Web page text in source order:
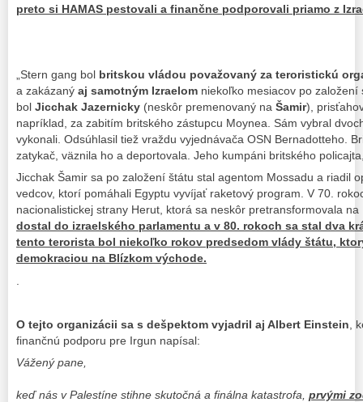
preto si HAMAS pestovali a finančne podporovali priamo z
„Stern gang bol britskou vládou považovaný za teroristickú
a zakázaný aj samotným Izraelom niekoľko mesiacov po
bol Jicchak Jazernicky (neskôr premenovaný na Šamir),
napríklad, za zabitím britského zástupcu Moynea. Sám vybral
vykonali. Odsúhlasil tiež vraždu vyjednávača OSN Bernadotteho.
zatykač, väznila ho a deportovala. Jeho kumpáni britského
Jicchak Šamir sa po založení štátu stal agentom Mossadu a riadil
vedcov, ktorí pomáhali Egyptu vyvíjať raketový program. V 70.
nacionalistickej strany Herut, ktorá sa neskôr pretransformovala
dostal do izraelského parlamentu a v 80. rokoch sa stal dva
tento terorista bol niekoľko rokov predsedom vlády štátu,
demokraciou na Blízkom východe.
O tejto organizácii sa s dešpektom vyjadril aj Albert Einstein ,
finančnú podporu pre Irgun napísal:
Vážený pane,
keď nás v Palestíne stihne skutočná a finálna katastrofa, prvými